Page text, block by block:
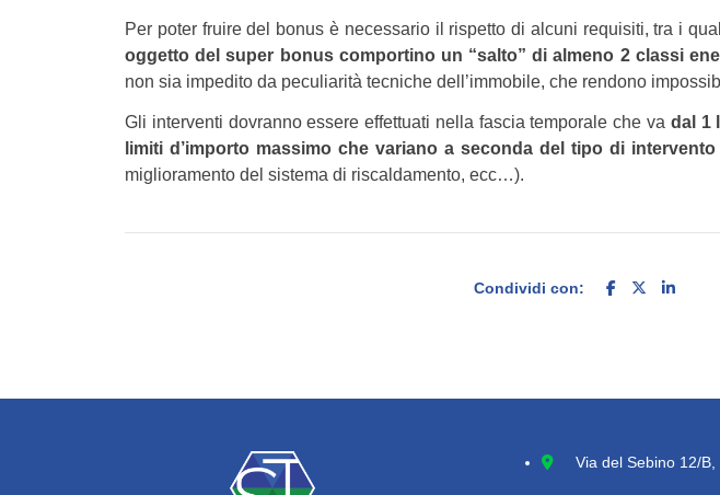
Per poter fruire del bonus è necessario il rispetto di alcuni requisiti, tra i
oggetto del super bonus comportino un “salto” di almeno 2 classi
non sia impedito da peculiarità tecniche dell’immobile, che rendono
Gli interventi dovranno essere effettuati nella fascia temporale che va dal 1
limiti d’importo massimo che variano a seconda del tipo di intervento
miglioramento del sistema di riscaldamento, ecc…).
Condividi con:
Via del Sebino 12/